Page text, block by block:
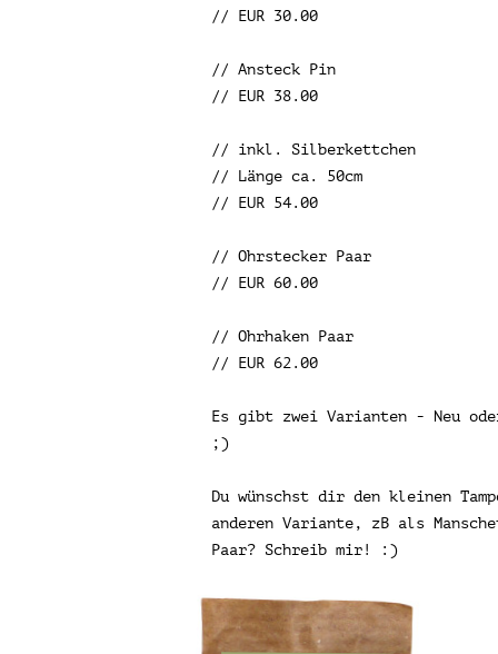
// EUR 30.00
// Ansteck Pin
// EUR 38.00
// inkl. Silberkettchen
// Länge ca. 50cm
// EUR 54.00
// Ohrstecker Paar
// EUR 60.00
// Ohrhaken Paar
// EUR 62.00
Es gibt zwei Varianten - Neu
;)
Du wünschst dir den kleinen
anderen Variante, zB als
Paar? Schreib mir! :)